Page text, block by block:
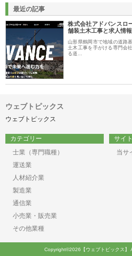
最近の記事
株式会社アドバンスロ
舗装土木工事と求人情報
山形県鶴岡市で地域の道路
土木工事を手がける専門会
る道…
ウェブトピックス
ウェブトピックス
カテゴリー
士業（専門職種）
運送業
人材紹介業
製造業
通信業
小売業・販売業
その他業種
サイ
当サ
Copyright©2026【ウェブトピックス】